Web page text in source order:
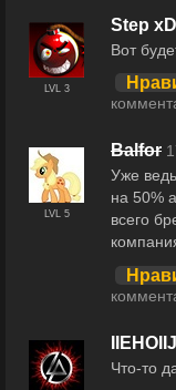
LVL 3
Step xD
Вот
LVL 5
Balfor
Уже
на 50%
всего
Что-то